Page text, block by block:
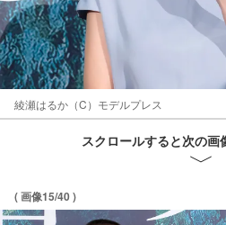
綾瀬はるか（C）モデルプレス
スクロールすると次の画
( 画像15/40 )